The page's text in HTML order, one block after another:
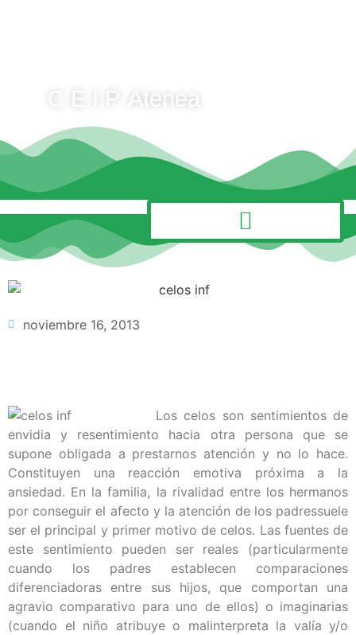
C.E.I.P. Atenea
MENÚ
noviembre 16, 2013
Los celos son sentimientos de
envidia y resentimiento hacia otra persona que se
supone obligada a prestarnos atención y no lo hace.
Constituyen una reacción emotiva próxima a la
ansiedad. En la familia, la rivalidad entre los hermanos
por conseguir el afecto y la atención de los padressuele
ser el principal y primer motivo de celos. Las fuentes de
este sentimiento pueden ser reales (particularmente
cuando los padres establecen comparaciones
diferenciadoras entre sus hijos, que comportan una
agravio comparativo para uno de ellos) o imaginarias
(cuando el niño atribuye o malinterpreta la valía y/o